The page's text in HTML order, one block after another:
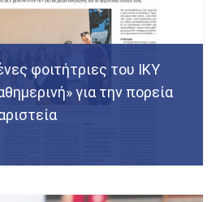
φοιτήτριες του ΙΚΥ
για την πορεία